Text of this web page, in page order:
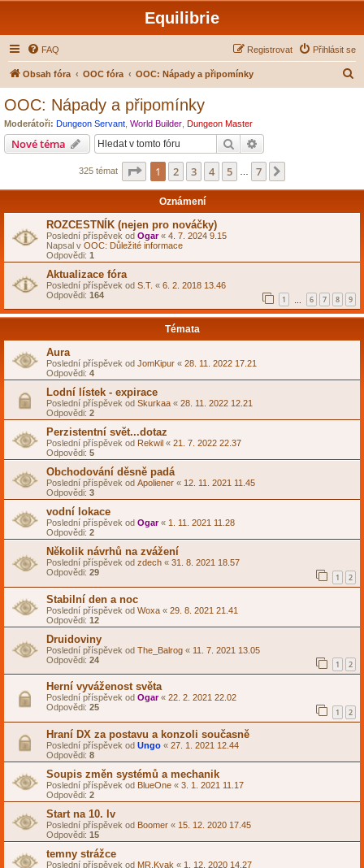
Equilibrie
FAQ Přihlásit se
Registrovat
Obsah fóra OOC fóra OOC: Nápady a připomínky
OOC: Nápady a připomínky
Moderátoři: Dungeon Servant World Builder Dungeon Master
Nové téma Hledat
325 témat Stránka z
1 2 3 4 5 7
Oznámení
ROZCESTNÍK (nejen pro nováčky)
Poslední příspěvek od Ogar« 4. 7. 2024 9.15
Napsal v OOC: Důležité informace
Odpovědi: 1
Aktualizace fóra
Poslední příspěvek od S.T. « 6. 2. 2018 13.46
Odpovědi: 164 1 6 7 8 9
Témata
Aura
Poslední příspěvek od JomKipur « 28. 11. 2022 17.21
Odpovědi: 4
Lodní lístek - expirace
Poslední příspěvek od Skurkaa « 28. 11. 2022 12.21
Odpovědi: 2
Perzistentní svět...dotaz
Poslední příspěvek od Rekwil « 21. 7. 2022 22.37
Odpovědi: 5
Obchodování děsně padá
Poslední příspěvek od Apoliener « 12. 11. 2021 11.45
Odpovědi: 3
vodní lokace
Poslední příspěvek od Ogar« 1. 11. 2021 11.28
Odpovědi: 2
Několik návrhů na zvážení
Poslední příspěvek od zdech « 31. 8. 2021 18.57
Odpovědi: 29 1 2
Stabilní den a noc
Poslední příspěvek od Woxa « 29. 8. 2021 21.41
Odpovědi: 12
Druidoviny
Poslední příspěvek od The_Balrog « 11. 7. 2021 13.05
Odpovědi: 24 1 2
Herní vyváženost světa
Poslední příspěvek od Ogar« 22. 2. 2021 22.02
Odpovědi: 25 1 2
Hraní DX za postavu a konzoli současně
Poslední příspěvek od Ungo « 27. 1. 2021 12.44
Odpovědi: 8
Soupis změn systémů a mechanik
Poslední příspěvek od BlueOne « 3. 1. 2021 11.17
Odpovědi: 2
Start na 10. lv
Poslední příspěvek od Boomer « 15. 12. 2020 17.45
Odpovědi: 15
temny strážce
Poslední příspěvek od MR.Kvak « 1. 12. 2020 14.27